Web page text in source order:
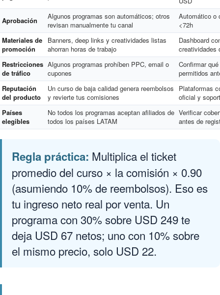
Aprobación
Algunos programas son automáticos; otros
revisan manualmente tu canal
Automático o
<72h
Materiales de
promoción
Banners, deep links y creatividades listas
ahorran horas de trabajo
Dashboard
creatividades
Restricciones
de tráfico
Algunos programas prohíben PPC, email o
cupones
Confirmar
permitidos
Reputación
del producto
Un curso de baja calidad genera reembolsos
y revierte tus comisiones
Plataformas
oficial y
Países
elegibles
No todos los programas aceptan afiliados de
todos los países LATAM
Verificar
antes de
Regla práctica: Multiplica el ticket
promedio del curso × la comisión × 0.90
(asumiendo 10% de reembolsos). Eso es
tu ingreso neto real por venta. Un
programa con 30% sobre USD 249 te
deja USD 67 netos; uno con 10% sobre
el mismo precio, solo USD 22.